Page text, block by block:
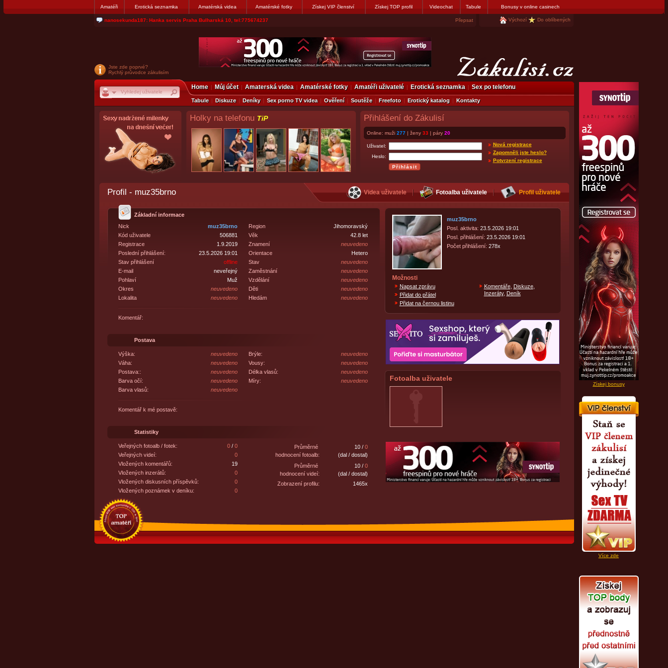
Amatéři Erotická seznamka Amatérská videa Amatérské fotky Získej VIP členství Získej TOP profil Videochat Tabule Bonusy v online casinech
nanosekunda187: Hanka servis Praha Bulharská 10, tel:775674237 Přepsat Výchozí Do oblíbených
Získej bonusy
Více zde
Jste zde poprvé?
Rychlý průvodce zákulisím
Home Můj účet Amaterská videa Amatérské fotky Amatéři uživatelé Erotická seznamka Sex po telefonu
Tabule Diskuze Deníky Sex porno TV videa Ověření Soutěže Freefoto Erotický katalog Kontakty
Holky na telefonu TiP Přihlášení do Zákulisí
Online: muži 277| ženy 33 | páry 20
Uživatel:
Heslo:
Nová registrace
Zapomněli jste heslo?
Potvrzení registrace
Profil - muz35brno Videa uživatele Fotoalba uživatele Profil uživatele
Základní informace
Nick
muz35brno
Kód uživatele
506881
Registrace
1.9.2019
Poslední přihlášení:
23.5.2026 19:01
Stav přihlášení
offline
E-mail
neveřejný
Pohlaví
Muž
Okres
neuvedeno
Lokalita
neuvedeno
Region
Jihomoravský
Věk
42.8 let
Znamení
neuvedeno
Orientace
Hetero
Stav
neuvedeno
Zaměstnání
neuvedeno
Vzdělání
neuvedeno
Děti
neuvedeno
Hledám
neuvedeno
Komentář:
Postava
Výška:
neuvedeno
Váha:
neuvedeno
Postava::
neuvedeno
Barva očí:
neuvedeno
Barva vlasů:
neuvedeno
Brýle:
neuvedeno
Vousy:
neuvedeno
Délka vlasů:
neuvedeno
Míry:
neuvedeno
Komentář k mé postavě:
Statistiky
Veřejných fotoalb / fotek: 0/ 0
Veřejných videí:
0
Vložených komentářů:
19
Vložených inzerátů:
0
Vložených diskusních příspěvků:
0
Vložených poznámek v deníku:
0
Průměrné
hodnocení fotoalb:
10 / 0
(dal / dostal)
Průměrné
hodnocení videí:
10 / 0
(dal / dostal)
Zobrazení profilu:
1465x
muz35brno
Posl. aktivita: 23.5.2026 19:01
Posl. přihlášení: 23.5.2026 19:01
Počet přihlášení: 278x
Možnosti
Napsat zprávu
Přidat do přátel
Přidat na černou listinu
Komentáře, Diskuze,
Inzeráty, Deník
Fotoalba uživatele